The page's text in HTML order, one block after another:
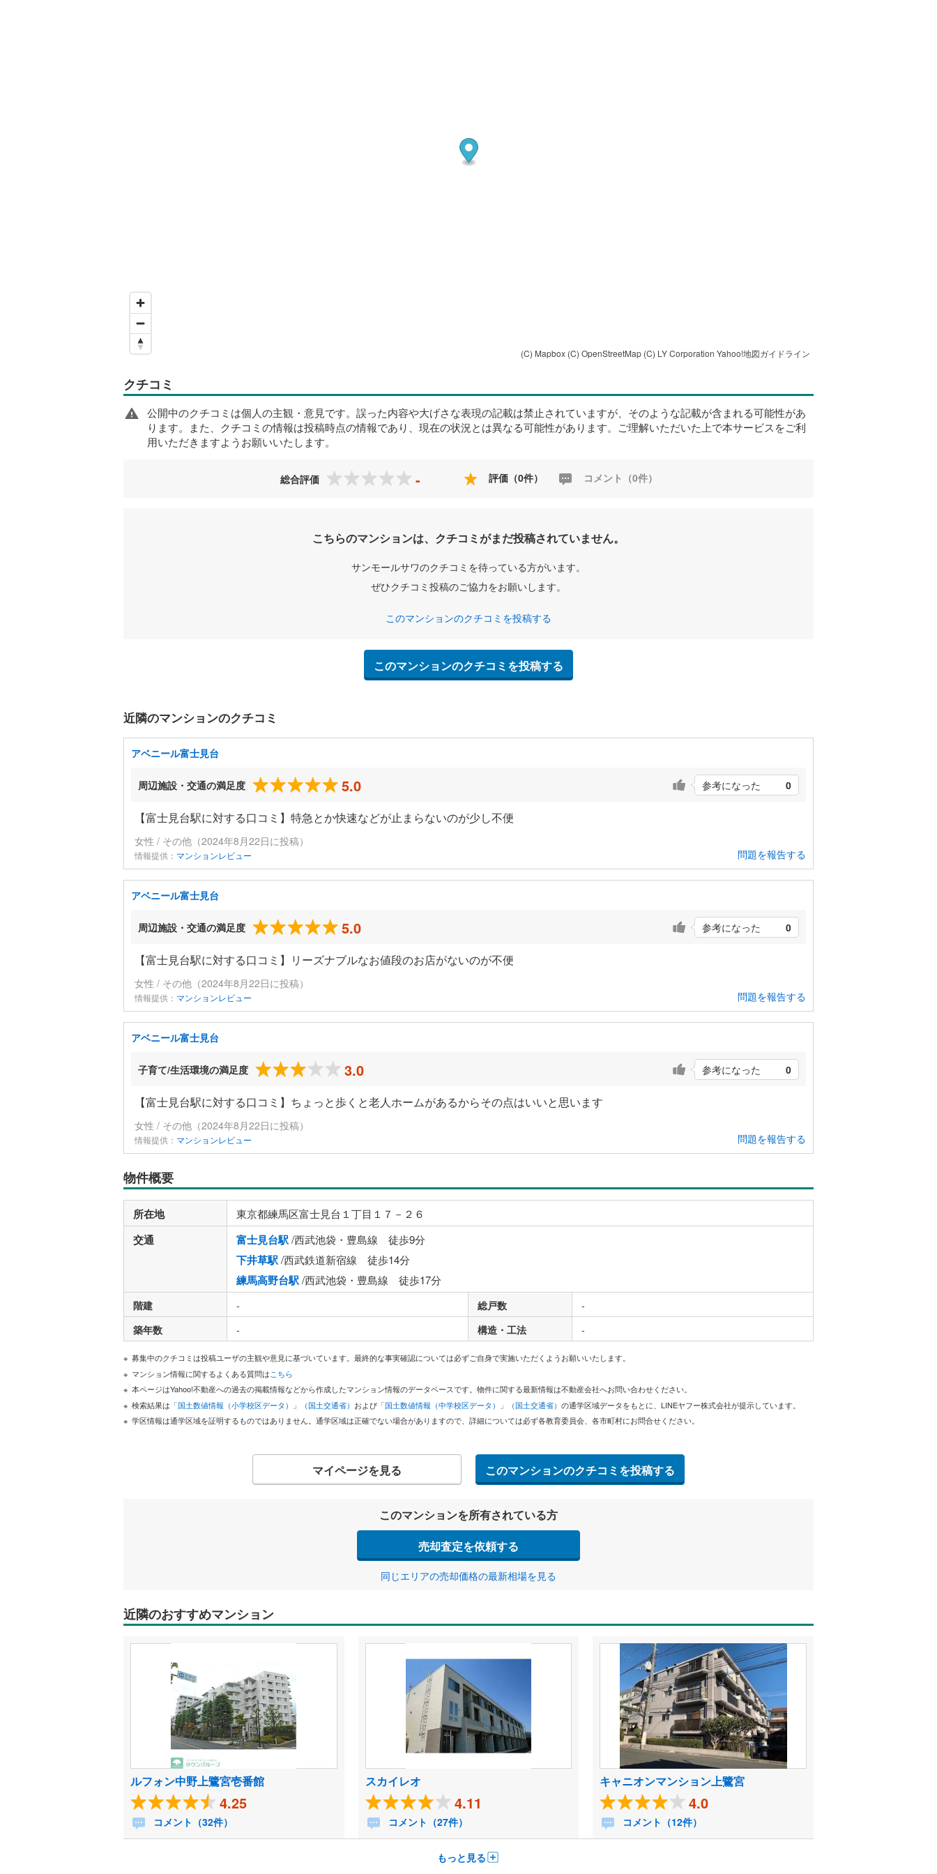
(C) Mapbox (C) OpenStreetMap (C) LY Corporation Yahoo!地図ガイドライン
クチコミ
公開中のクチコミは個人の主観・意見です。誤った内容や大げさな表現の記載は禁止されていますが、そのような記載が含まれる可能性があ
ります。また、クチコミの情報は投稿時点の情報であり、現在の状況とは異なる可能性があります。ご理解いただいた上で本サービスをご利
用いただきますようお願いいたします。
総合評価 - 評価（0件） コメント（0件）
こちらのマンションは、クチコミがまだ投稿されていません。
サンモールサワのクチコミを待っている方がいます。
ぜひクチコミ投稿のご協力をお願いします。
このマンションのクチコミを投稿する
このマンションのクチコミを投稿する
近隣のマンションのクチコミ
アベニール富士見台
周辺施設・交通の満足度 5.0 参考になった 0
【富士見台駅に対する口コミ】特急とか快速などが止まらないのが少し不便
女性 / その他（2024年8月22日に投稿）
情報提供： マンションレビュー 問題を報告する
アベニール富士見台
周辺施設・交通の満足度 5.0 参考になった 0
【富士見台駅に対する口コミ】リーズナブルなお値段のお店がないのが不便
女性 / その他（2024年8月22日に投稿）
情報提供： マンションレビュー 問題を報告する
アベニール富士見台
子育て/生活環境の満足度 3.0 参考になった 0
【富士見台駅に対する口コミ】ちょっと歩くと老人ホームがあるからその点はいいと思います
女性 / その他（2024年8月22日に投稿）
情報提供： マンションレビュー 問題を報告する
物件概要
所在地 東京都練馬区富士見台１丁目１７－２６
交通 富士見台駅/西武池袋・豊島線 徒歩9分
下井草駅/西武鉄道新宿線 徒歩14分
練馬高野台駅/西武池袋・豊島線 徒歩17分
階建 - 総戸数
-
築年数
- 構造・工法 -
募集中のクチコミは投稿ユーザの主観や意見に基づいています。最終的な事実確認については必ずご自身で実施いただくようお願いいたします。
マンション情報に関するよくある質問はこちら
本ページはYahoo!不動産への過去の掲載情報などから作成したマンション情報のデータベースです。物件に関する最新情報は不動産会社へお問い合わせください。
検索結果は 「国土数値情報（小学校区データ）」（国土交通省） および 「国土数値情報（中学校区データ）」（国土交通省） の通学区域データをもとに、LINEヤフー株式会社が提示しています。
学区情報は通学区域を証明するものではありません。通学区域は正確でない場合がありますので、詳細については必ず各教育委員会、各市町村にお問合せください。
マイページを見る このマンションのクチコミを投稿する
このマンションを所有されている方
売却査定を依頼する
同じエリアの売却価格の最新相場を見る
近隣のおすすめマンション
ルフォン中野上鷺宮壱番館
4.25
コメント（32件）
スカイレオ
4.11
コメント（27件）
キャニオンマンション上鷺宮
4.0
コメント（12件）
もっと見る